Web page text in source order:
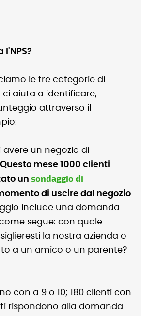
l'NPS?
le tre categorie di
ci aiuta a identificare,
attraverso il
avere un negozio di
Questo mese 1000 clienti
un sondaggio di
di uscire dal negozio
include una domanda
segue: con quale
la nostra azienda o
a un amico o un parente?
con a 9 o 10; 180 clienti con
rispondono alla domanda